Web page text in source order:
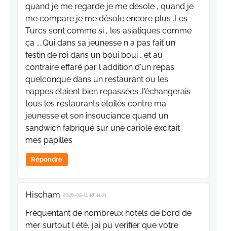
quand je me regarde je me désole , quand je
me compare je me désole encore plus .Les
Turcs sont comme si , les asiatiques comme
ça ....Qui dans sa jeunesse n a pas fait un
festin de roi dans un boui boui , et au
contraire effaré par l addition d'un repas
quelconque dans un restaurant ou les
nappes étaient bien repassées.J'échangerais
tous les restaurants étoilés contre ma
jeunesse et son insouciance quand un
sandwich fabriqué sur une cariole excitait
mes papilles
Répondre
Hischam 2026-05-11 18:34:01
Fréquentant de nombreux hotels de bord de
mer surtout l été, j’ai pu verifier que votre